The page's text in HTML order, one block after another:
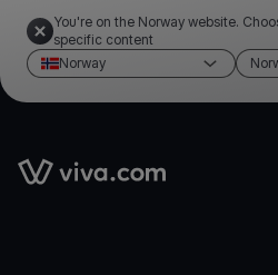
You're on the Norway website.
specific content
Norway
Link to the homepage